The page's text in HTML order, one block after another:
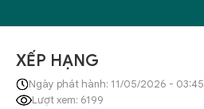
XẾP HẠNG
Ngày phát hành: 11/05/2026 - 03:45
Lượt xem: 6199